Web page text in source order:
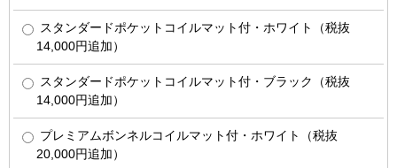
スタンダードポケットコイルマット付・ホワイト（税抜
14,000円追加）
スタンダードポケットコイルマット付・ブラック（税抜
14,000円追加）
プレミアムボンネルコイルマット付・ホワイト（税抜
20,000円追加）